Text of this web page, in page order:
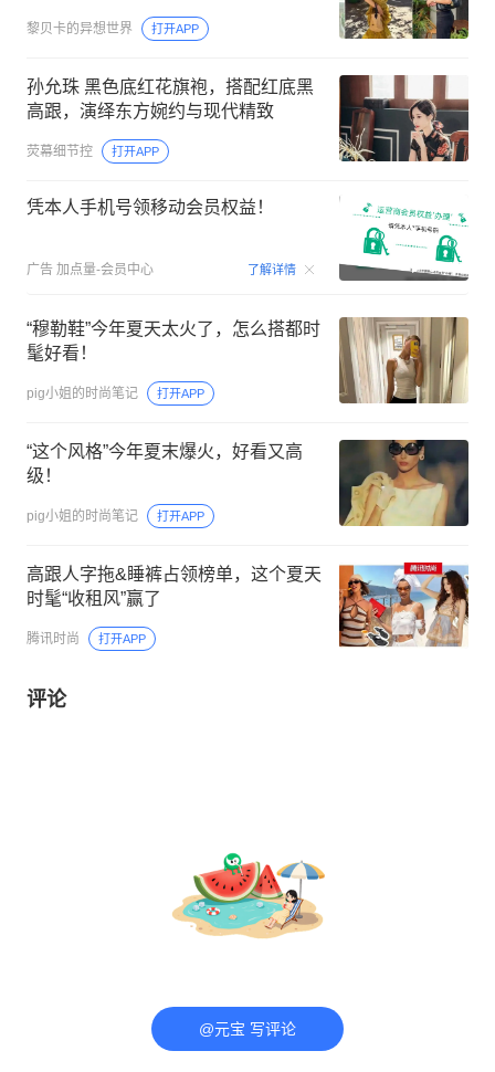
黎贝卡的异想世界 打开APP
孙允珠 黑色底红花旗袍，搭配红底黑
高跟，演绎东方婉约与现代精致
荧幕细节控 打开APP
凭本人手机号领移动会员权益！
广告 加点量-会员中心 了解详情 00:15
“穆勒鞋”今年夏天太火了，怎么搭都时
髦好看！
pig小姐的时尚笔记 打开APP
“这个风格”今年夏末爆火，好看又高
级！
pig小姐的时尚笔记 打开APP
高跟人字拖&睡裤占领榜单，这个夏天
时髦“收租风”赢了
腾讯时尚 打开APP
评论
@元宝 写评论